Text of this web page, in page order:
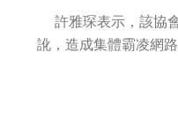
許雅琛表示，該協
訛，造成集體霸凌網